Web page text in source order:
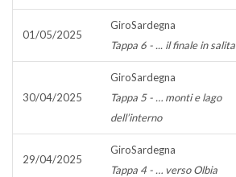
01/05/2025
GiroSardegna
Tappa 6 - ... il finale in salita
30/04/2025
GiroSardegna
Tappa 5 - … monti e lago
dell’interno
29/04/2025
GiroSardegna
Tappa 4 - … verso Olbia